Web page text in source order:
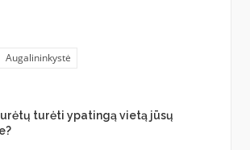
Augalininkystė
turėti ypatingą vietą jūsų